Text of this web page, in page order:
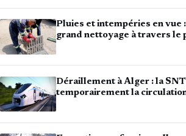
Pluies et intempéries en vue
grand nettoyage à travers le
Déraillement à Alger : la
temporairement la